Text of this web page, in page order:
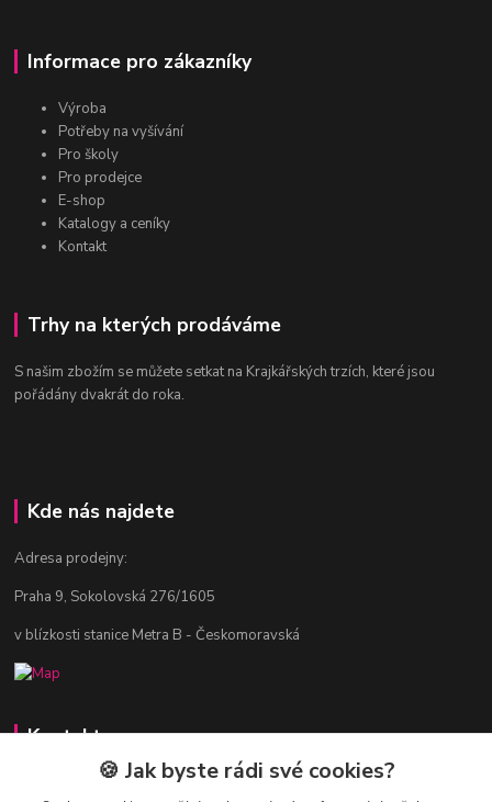
Informace pro zákazníky
Výroba
Potřeby na vyšívání
Pro školy
Pro prodejce
E-shop
Katalogy a ceníky
Kontakt
Trhy na kterých prodáváme
S našim zbožím se můžete setkat na Krajkářských trzích, které jsou
pořádány dvakrát do roka.
Kde nás najdete
Adresa prodejny:
Praha 9, Sokolovská 276/1605
v blízkosti stanice Metra B - Českomoravská
Kontakty
Jitka Vlasáková
🍪 Jak byste rádi své cookies?